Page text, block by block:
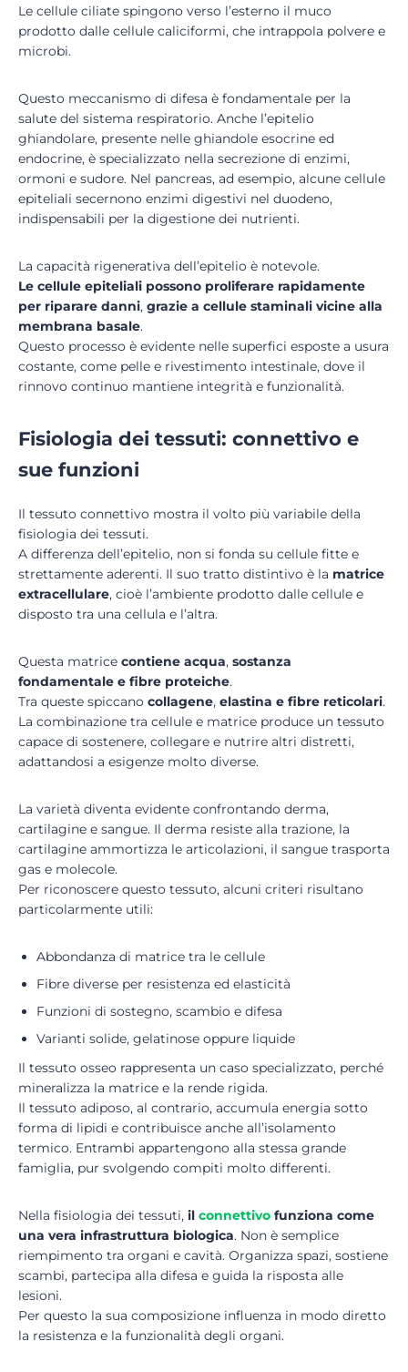
Le cellule ciliate spingono verso l’esterno il muco
prodotto dalle cellule caliciformi, che intrappola polvere e
microbi.
Questo meccanismo di difesa è fondamentale per la
salute del sistema respiratorio. Anche l’epitelio
ghiandolare, presente nelle ghiandole esocrine ed
endocrine, è specializzato nella secrezione di enzimi,
ormoni e sudore. Nel pancreas, ad esempio, alcune cellule
epiteliali secernono enzimi digestivi nel duodeno,
indispensabili per la digestione dei nutrienti.
La capacità rigenerativa dell’epitelio è notevole.
Le cellule epiteliali possono proliferare rapidamente
per riparare danni, grazie a cellule staminali vicine alla
membrana basale.
Questo processo è evidente nelle superfici esposte a usura
costante, come pelle e rivestimento intestinale, dove il
rinnovo continuo mantiene integrità e funzionalità.
Fisiologia dei tessuti: connettivo e
sue funzioni
Il tessuto connettivo mostra il volto più variabile della
fisiologia dei tessuti.
A differenza dell’epitelio, non si fonda su cellule fitte e
strettamente aderenti. Il suo tratto distintivo è la matrice
extracellulare, cioè l’ambiente prodotto dalle cellule e
disposto tra una cellula e l’altra.
Questa matrice contiene acqua, sostanza
fondamentale e fibre proteiche.
Tra queste spiccano collagene, elastina e fibre reticolari.
La combinazione tra cellule e matrice produce un tessuto
capace di sostenere, collegare e nutrire altri distretti,
adattandosi a esigenze molto diverse.
La varietà diventa evidente confrontando derma,
cartilagine e sangue. Il derma resiste alla trazione, la
cartilagine ammortizza le articolazioni, il sangue trasporta
gas e molecole.
Per riconoscere questo tessuto, alcuni criteri risultano
particolarmente utili:
Abbondanza di matrice tra le cellule
Fibre diverse per resistenza ed elasticità
Funzioni di sostegno, scambio e difesa
Varianti solide, gelatinose oppure liquide
Il tessuto osseo rappresenta un caso specializzato, perché
mineralizza la matrice e la rende rigida.
Il tessuto adiposo, al contrario, accumula energia sotto
forma di lipidi e contribuisce anche all’isolamento
termico. Entrambi appartengono alla stessa grande
famiglia, pur svolgendo compiti molto differenti.
Nella fisiologia dei tessuti, il connettivo funziona come
una vera infrastruttura biologica. Non è semplice
riempimento tra organi e cavità. Organizza spazi, sostiene
scambi, partecipa alla difesa e guida la risposta alle
lesioni.
Per questo la sua composizione influenza in modo diretto
la resistenza e la funzionalità degli organi.